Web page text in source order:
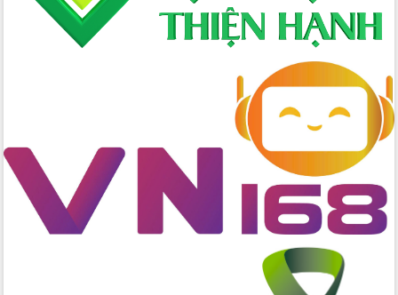
Rộn ràng lễ hội truyền thống Sông
nước Đà Nông lần thứ I năm 2026
Kỳ họp Chuyên đề lần thứ Năm, HĐND
biểu HĐND tỉnh Đắk Lắk, nhiệm kỳ
2026-2031
Phát động hai phong trào thi đua quan
trọng trong kỷ nguyên mới
Hội nghị lần thứ tư Ban Chỉ đạo công